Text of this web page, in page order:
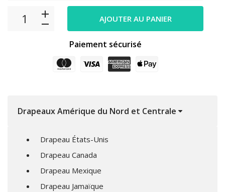
AJOUTER AU PANIER
Paiement sécurisé
Drapeaux Amérique du Nord et Centrale
Drapeau États-Unis
Drapeau Canada
Drapeau Mexique
Drapeau Jamaïque